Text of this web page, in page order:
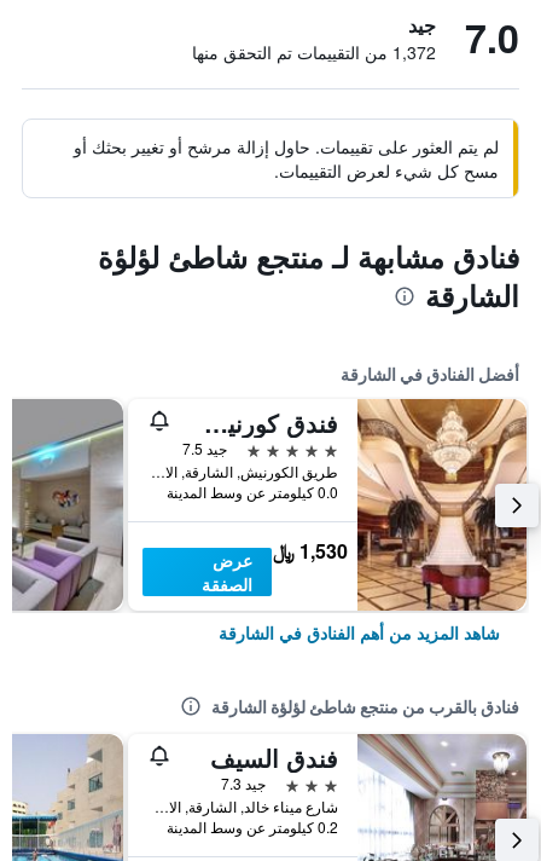
7.0 جيد
1,372 من التقييمات تم التحقق منها
لم يتم العثور على تقييمات. حاول إزالة مرشح أو تغيير بحثك أو
مسح كل شيء لعرض التقييمات.
فنادق مشابهة لـ منتجع شاطئ لؤلؤة
الشارقة
أفضل الفنادق في الشارقة
فندق كورنيش الشارقة
5 نجوم
جيد 7.5
طريق الكورنيش, الشارقة, الامارات العربية المتحدة
0.0 كيلومتر عن وسط المدينة
1,530 ﷼
عرض
الصفقة
شاهد المزيد من أهم الفنادق في الشارقة
فنادق بالقرب من منتجع شاطئ لؤلؤة الشارقة
فندق السيف
3 نجوم
جيد 7.3
شارع ميناء خالد, الشارقة, الامارات العربية المتحدة
0.2 كيلومتر عن وسط المدينة